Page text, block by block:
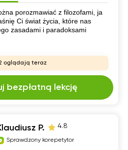
porozmawiać z filozofami, ja
Ci świat życia, które nas
zasadami i paradoksami
oglądają teraz
bezpłatną lekcję
P. 4.8
Sprawdzony korepetytor